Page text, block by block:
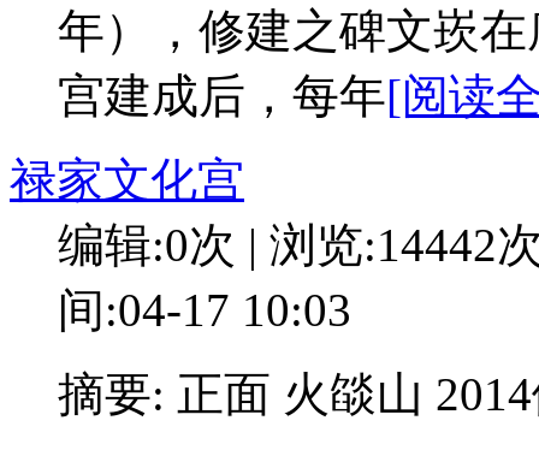
年），修建之碑文崁
宫建成后，每年[阅读
禄家文化宫
编辑:0次 | 浏览:14442
间:04-17 10:03
摘要: 正面 火燄山